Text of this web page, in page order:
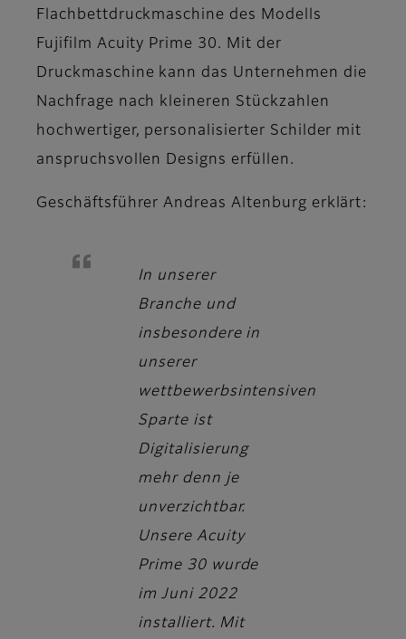
Flachbettdruckmaschine des Modells
Fujifilm Acuity Prime 30. Mit der
Druckmaschine kann das Unternehmen die
Nachfrage nach kleineren Stückzahlen
hochwertiger, personalisierter Schilder mit
anspruchsvollen Designs erfüllen.
GeschäftsführerAndreas Altenburg erklärt:
In unserer
Branche und
insbesondere in
unserer
wettbewerbsintensiven
Sparte ist
Digitalisierung
mehr denn je
unverzichtbar.
Unsere Acuity
Prime 30 wurde
im Juni 2022
installiert. Mit